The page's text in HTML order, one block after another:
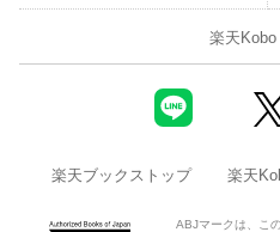
楽天
楽天ブックストップ 楽天
ABJマークは、こ